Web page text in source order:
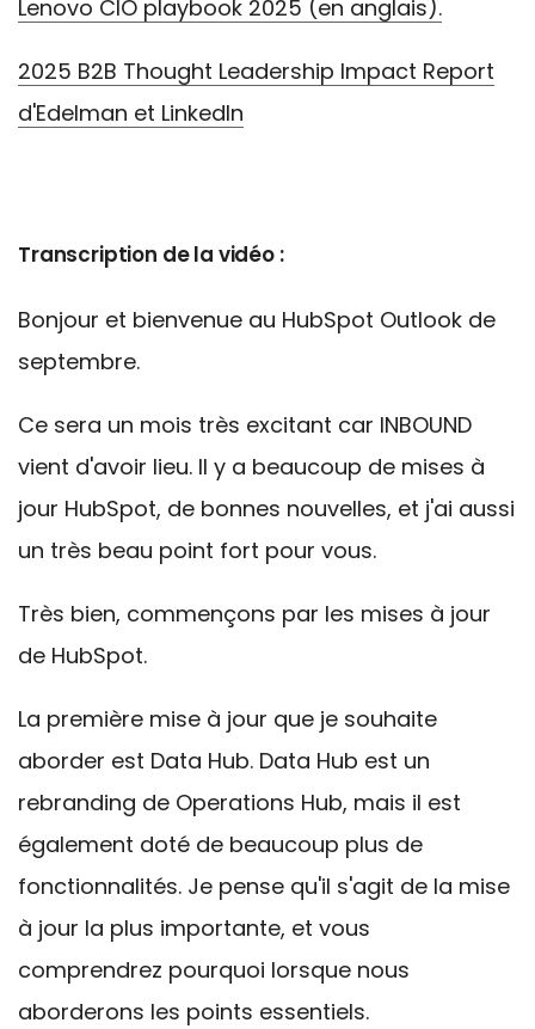
Lenovo CIO playbook 2025 (en anglais).
2025 B2B Thought Leadership Impact Report
d'Edelman et LinkedIn
Transcription de la vidéo :
Bonjour et bienvenue au HubSpot Outlook de
septembre.
Ce sera un mois très excitant car INBOUND
vient d'avoir lieu. Il y a beaucoup de mises à
jour HubSpot, de bonnes nouvelles, et j'ai aussi
un très beau point fort pour vous.
Très bien, commençons par les mises à jour
de HubSpot.
La première mise à jour que je souhaite
aborder est Data Hub. Data Hub est un
rebranding de Operations Hub, mais il est
également doté de beaucoup plus de
fonctionnalités. Je pense qu'il s'agit de la mise
à jour la plus importante, et vous
comprendrez pourquoi lorsque nous
aborderons les points essentiels.